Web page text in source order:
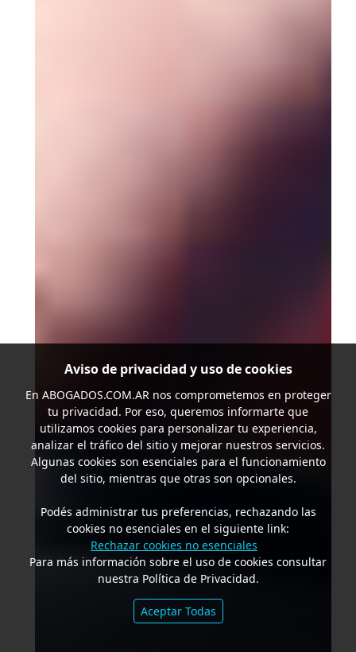
Aviso de privacidad y uso de cookies
En ABOGADOS.COM.ARnos comprometemos en proteger
tu privacidad. Por eso, queremos informarte que
utilizamos cookies para personalizar tu experiencia,
analizar el tráfico del sitio y mejorar nuestros servicios.
Algunas cookies son esenciales para el funcionamiento
del sitio, mientras que otras son opcionales.
Podés administrar tus preferencias, rechazando las
cookies no esenciales en el siguiente link:
Rechazar cookies no esenciales
Para más información sobre el uso de cookies consultar
nuestra Política de Privacidad.
Aceptar Todas